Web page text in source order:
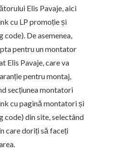
Elis Pavaje, aici
cu LP promoție și
code). De asemenea,
pentru un montator
Elis Pavaje, care va
pentru montaj,
secțiunea montatori
cu pagină montatori și
code) din site, selectând
care doriți să faceți